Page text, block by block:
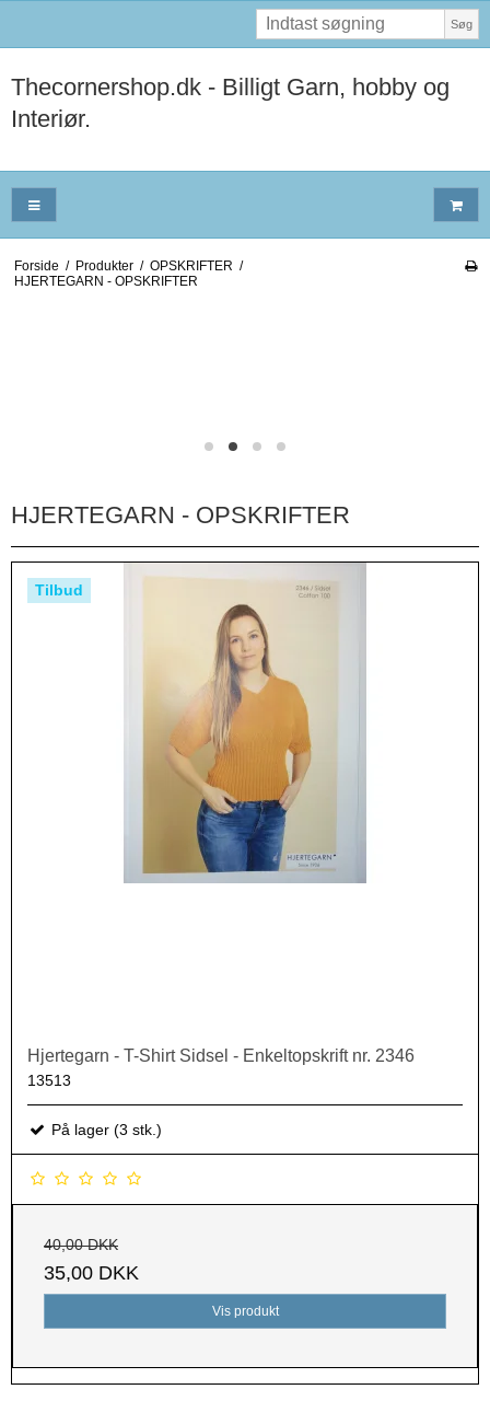
Søg
Thecornershop.dk - Billigt Garn, hobby og
Interiør.
Forside / Produkter / OPSKRIFTER /
HJERTEGARN - OPSKRIFTER
HJERTEGARN - OPSKRIFTER
Tilbud
Hjertegarn - T-Shirt Sidsel - Enkeltopskrift nr. 2346
13513
På lager (3 stk.)
40,00 DKK
35,00 DKK
Vis produkt